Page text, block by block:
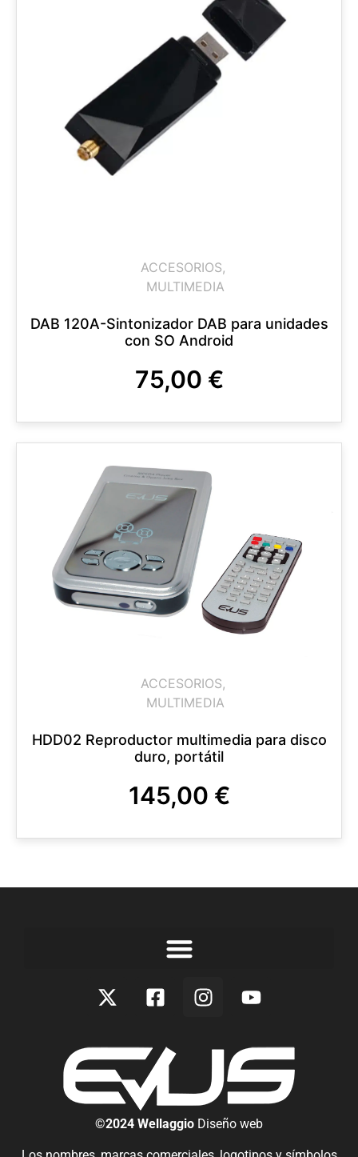
ACCESORIOS,
MULTIMEDIA
DAB 120A-Sintonizador DAB para unidades
con SO Android
75,00 €
ACCESORIOS,
MULTIMEDIA
HDD02 Reproductor multimedia para disco
duro, portátil
145,00 €
©2024 Wellaggio Diseño web